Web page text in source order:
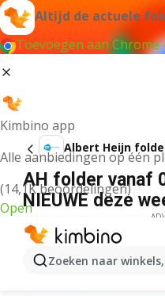
Altijd de actuele
Toevoegen aan Chrome
Kimbino app
Alle aanbiedingen op één
(14,1K beoordelingen)
Open
Zoeken naar
Albert Heijn
AH folder vanaf
NIEUWE deze